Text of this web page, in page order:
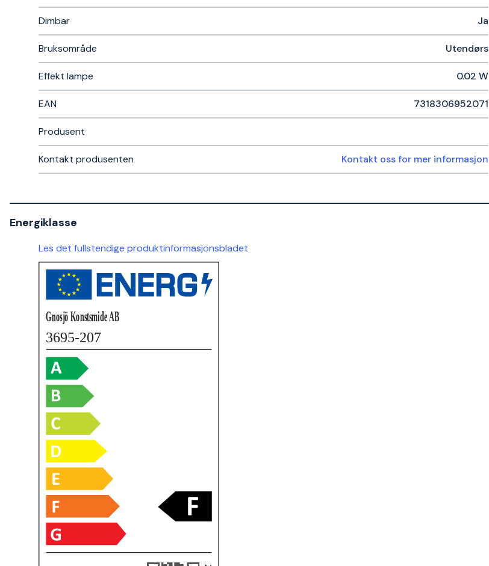
Dimbar Ja
Bruksområde Utendørs
Effekt lampe 0.02 W
EAN 7318306952071
Produsent
Kontakt produsenten Kontakt oss for mer informasjon
Energiklasse
Les det fullstendige produktinformasjonsbladet